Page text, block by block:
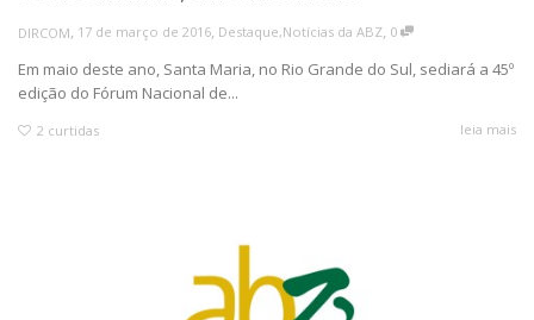
DIRCOM, 17 de março de 2016, Destaque,Notícias da ABZ, 0
Em maio deste ano, Santa Maria, no Rio Grande do Sul, sediará a 45º
edição do Fórum Nacional de...
2 curtidas leia mais